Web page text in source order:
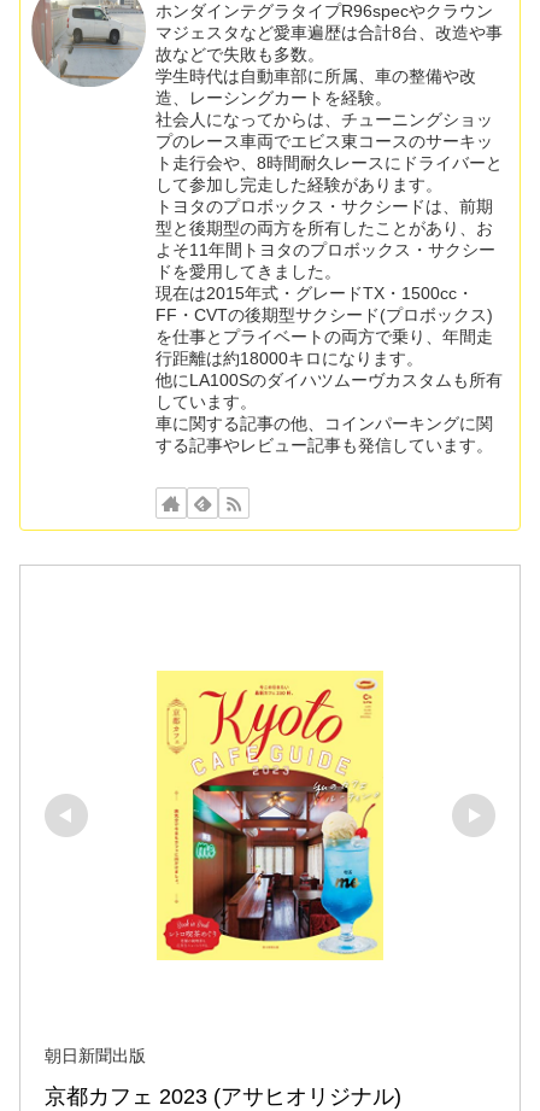
ホンダインテグラタイプR96specやクラウン
マジェスタなど愛車遍歴は合計8台、改造や事
故などで失敗も多数。
学生時代は自動車部に所属、車の整備や改
造、レーシングカートを経験。
社会人になってからは、チューニングショッ
プのレース車両でエビス東コースのサーキッ
ト走行会や、8時間耐久レースにドライバーと
して参加し完走した経験があります。
トヨタのプロボックス・サクシードは、前期
型と後期型の両方を所有したことがあり、お
よそ11年間トヨタのプロボックス・サクシー
ドを愛用してきました。
現在は2015年式・グレードTX・1500cc・
FF・CVTの後期型サクシード(プロボックス)
を仕事とプライベートの両方で乗り、年間走
行距離は約18000キロになります。
他にLA100Sのダイハツムーヴカスタムも所有
しています。
車に関する記事の他、コインパーキングに関
する記事やレビュー記事も発信しています。
朝日新聞出版
京都カフェ 2023 (アサヒオリジナル)